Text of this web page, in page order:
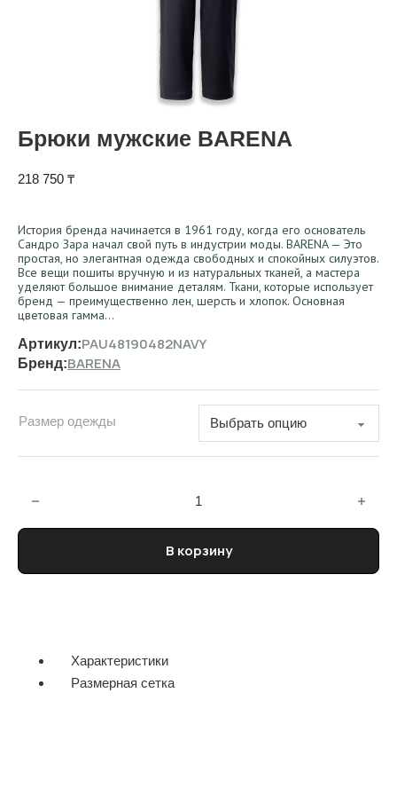
Брюки мужские BARENA
218 750 ₸
История бренда начинается в 1961 году, когда его основатель
Сандро Зара начал свой путь в индустрии моды. BARENA — Это
простая, но элегантная одежда свободных и спокойных силуэтов.
Все вещи пошиты вручную и из натуральных тканей, а мастера
уделяют большое внимание деталям. Ткани, которые использует
бренд — преимущественно лен, шерсть и хлопок. Основная
цветовая гамма…
Артикул:PAU48190482NAVY
Бренд:BARENA
Размер одежды
Количество товара Брюки мужские BARENA
В корзину
Характеристики
Размерная сетка